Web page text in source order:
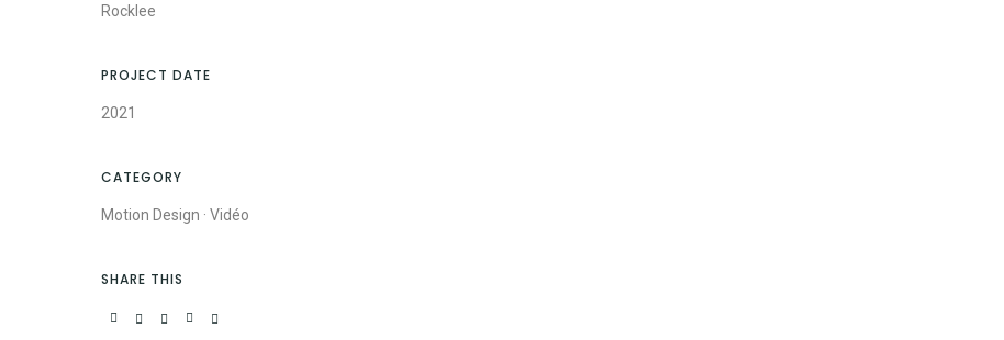
Rocklee
PROJECT DATE
2021
CATEGORY
Motion Design · Vidéo
SHARE THIS